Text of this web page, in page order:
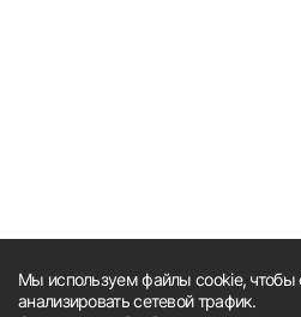
Мы используем файлы cookie, чтобы
анализировать сетевой трафик.